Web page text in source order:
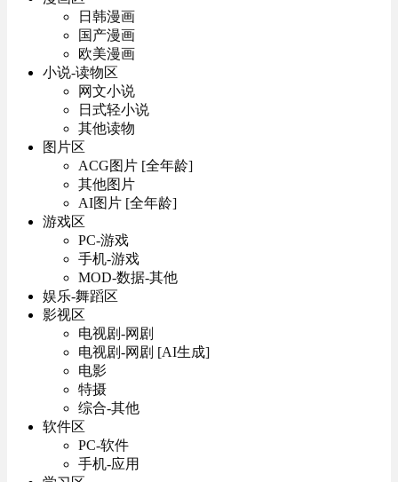
日韩漫画
国产漫画
欧美漫画
小说-读物区
网文小说
日式轻小说
其他读物
图片区
ACG图片 [全年龄]
其他图片
AI图片 [全年龄]
游戏区
PC-游戏
手机-游戏
MOD-数据-其他
娱乐-舞蹈区
影视区
电视剧-网剧
电视剧-网剧 [AI生成]
电影
特摄
综合-其他
软件区
PC-软件
手机-应用